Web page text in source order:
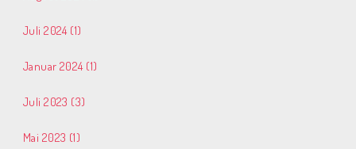
Juli 2024 (1)
Januar 2024 (1)
Juli 2023 (3)
Mai 2023 (1)